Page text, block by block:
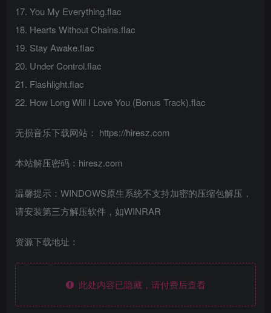
17. You My Everything.flac
18. Hearts Without Chains.flac
19. Stay Awake.flac
20. Under Control.flac
21. Flashlight.flac
22. How Long Will I Love You (Bonus Track).flac
无损音乐下载网站： https://hiresz.com
本站解压密码：hiresz.com
温馨提示：WINDOWS原生系统不支持加密的压缩包解压，
请安装第三方解压软件，如WINRAR
资源下载地址：
此处内容已隐藏，请付费后查看